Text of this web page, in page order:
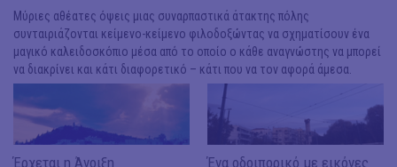
Μύριες αθέατες όψεις μιας συναρπαστικά άτακτης πόλης
συνταιριάζονται κείμενο-κείμενο φιλοδοξώντας να σχηματίσουν ένα
μαγικό καλειδοσκόπιο μέσα από το οποίο ο κάθε αναγνώστης να μπορεί
να διακρίνει και κάτι διαφορετικό – κάτι που να τον αφορά άμεσα.
Έρχεται η Άνοιξη
Ένα οδοιπορικό με εικόνες